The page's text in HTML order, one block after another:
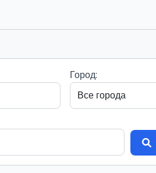
Город: